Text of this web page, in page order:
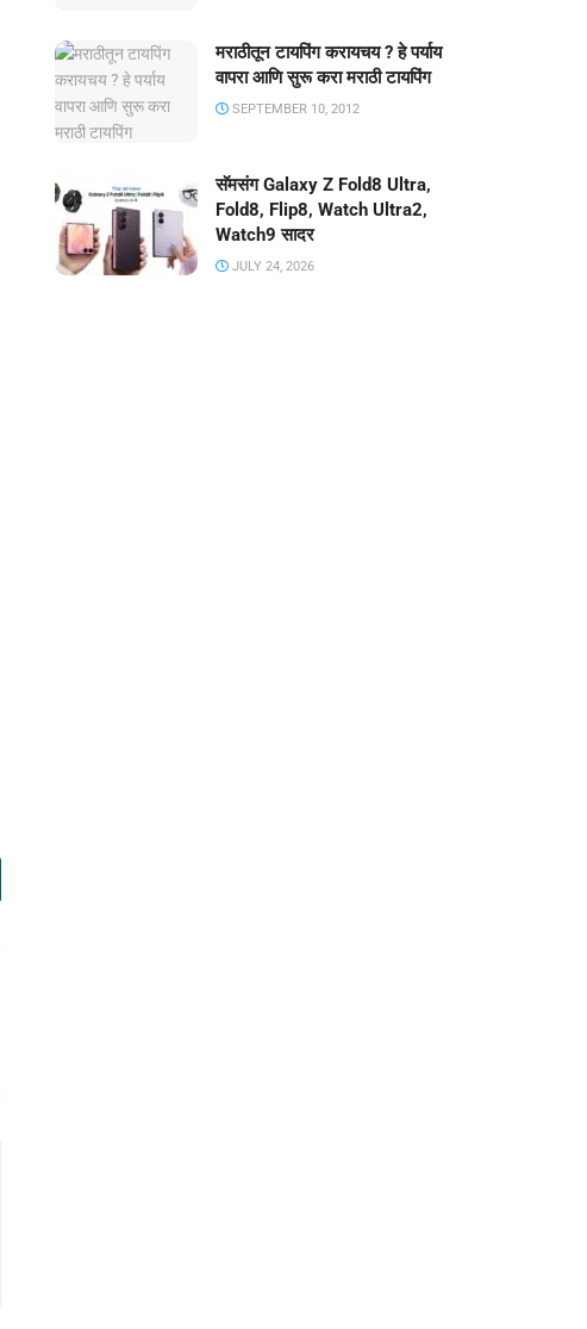
मराठीतून टायपिंग करायचय ? हे पर्याय
वापरा आणि सुरू करा मराठी टायपिंग
SEPTEMBER 10, 2012
सॅमसंग Galaxy Z Fold8 Ultra,
Fold8, Flip8, Watch Ultra2,
Watch9 सादर
JULY 24, 2026